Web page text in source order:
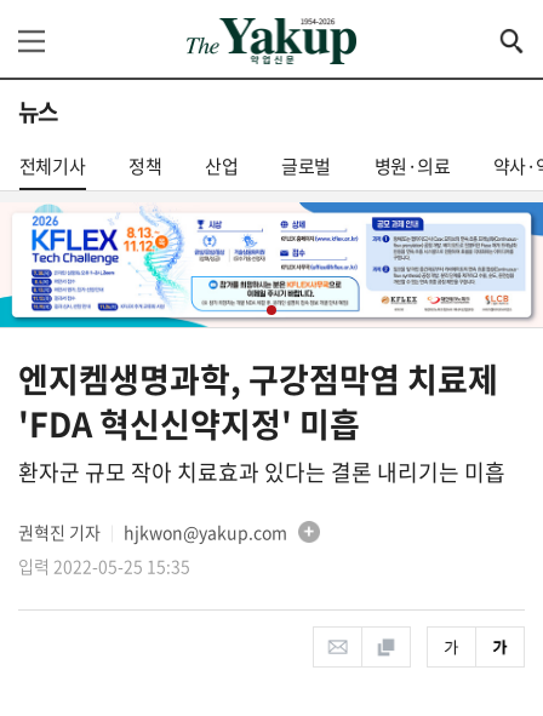
뉴스
전체기사 정책 산업 글로벌 병원·의료 약사·
엔지켐생명과학, 구강점막염 치료제
'FDA 혁신신약지정' 미흡
환자군 규모 작아 치료효과 있다는 결론 내리기는 미흡
권혁진 기자
hjkwon@yakup.com
입력 2022-05-25 15:35